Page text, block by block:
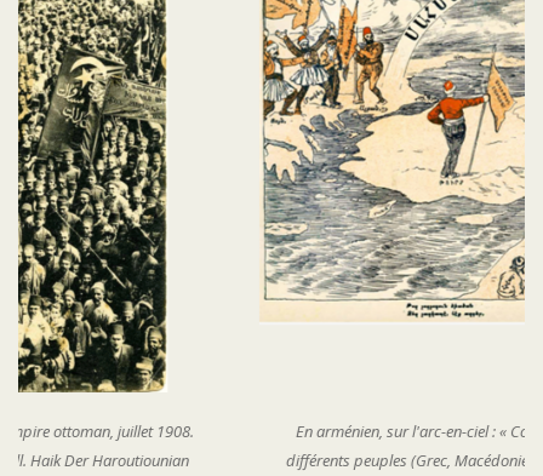
En arménien, sur l'arc-en-ciel : « Constitution », sur l’étendard des
différents peuples (Grec, Macédonien, Bulgare, Albanais, Juif, Arabe,